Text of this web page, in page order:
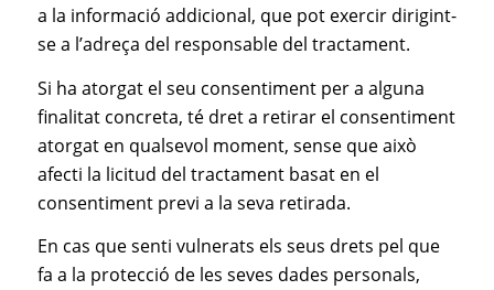
a la informació addicional, que pot exercir dirigint-
se a l’adreça del responsable del tractament.
Si ha atorgat el seu consentiment per a alguna
finalitat concreta, té dret a retirar el consentiment
atorgat en qualsevol moment, sense que això
afecti la licitud del tractament basat en el
consentiment previ a la seva retirada.
En cas que senti vulnerats els seus drets pel que
fa a la protecció de les seves dades personals,